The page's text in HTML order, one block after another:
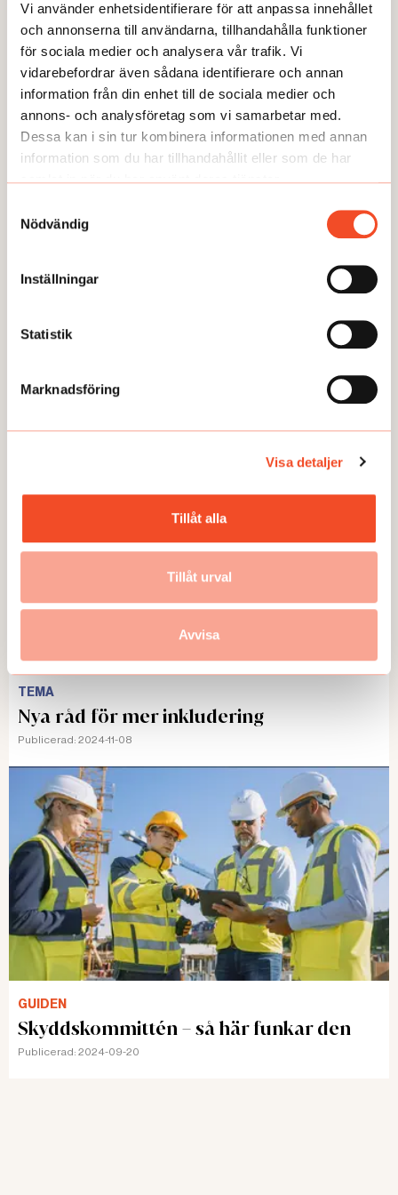
Vi använder enhetsidentifierare för att anpassa innehållet
och annonserna till användarna, tillhandahålla funktioner
för sociala medier och analysera vår trafik. Vi
vidarebefordrar även sådana identifierare och annan
information från din enhet till de sociala medier och
annons- och analysföretag som vi samarbetar med.
Dessa kan i sin tur kombinera informationen med annan
information som du har tillhandahållit eller som de har
samlat in när du har använt deras tjänster.
Nödvändig
Inställningar
Statistik
Marknadsföring
Visa detaljer
Tillåt alla
Tillåt urval
Avvisa
hemarbete. Nu blir det mer
restriktiva bedömningar av
arbetsskador. Det menar Johan
Holm, jurist vid Umeå universitet.
GUIDEN
GUIDEN
6 steg: Anpassa vid psykisk ohälsa
Publicerad:2025-01-13
TEMA
Nya råd för mer inkludering
Publicerad: 2024-11-08
GUIDEN
Skyddskommittén – så här funkar den
Publicerad: 2024-09-20